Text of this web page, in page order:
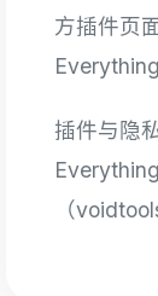
方插件页
插件与隐
（